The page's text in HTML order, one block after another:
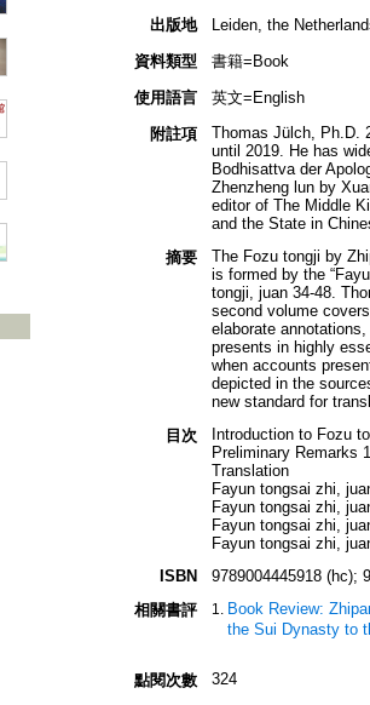
出版地
Leiden, the
資料類型
書籍=Book
使用語言
英文=English
附註項
Thomas Jülch, Ph.D.
until 2019. He has
Bodhisattva der
Zhenzheng lun by
editor of The Middle
and the State in
摘要
The Fozu tongji by
is formed by the
tongji, juan 34-48.
second volume
elaborate
presents in highly
when accounts
depicted in the
new standard for
目次
Introduction to Fozu
Preliminary Remarks
Translation
Fayun tongsai zhi,
Fayun tongsai zhi,
Fayun tongsai zhi,
Fayun tongsai zhi,
ISBN
9789004445918 (hc);
相關書評
Book Review:
the Sui Dynasty to
點閱次數 324